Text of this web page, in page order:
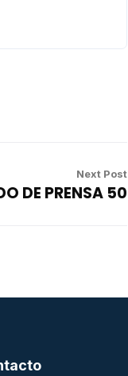
Next Post
DE PRENSA 50